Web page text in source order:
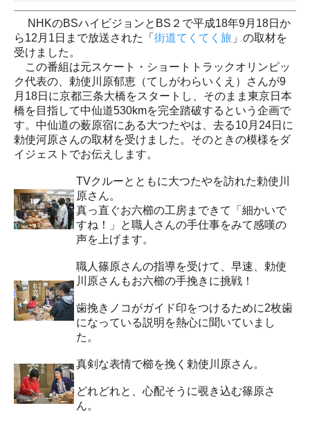
NHKのBSハイビジョンとBS２で平成18年9月18日か
ら12月1日まで放送された「 街道てくてく旅 」の取材を
受けました。
この番組は元スケート・ショートトラックオリンピッ
ク代表の、勅使川原郁恵（てしがわらいくえ）さんが9
月18日に京都三条大橋をスタートし、そのまま東京日本
橋を目指して中仙道530kmを完全踏破するという企画で
す。中仙道の薮原宿にある大つたやは、去る10月24日に
勅使河原さんの取材を受けました。そのときの模様をダ
イジェストでお伝えします。
TVクルーとともに大つたやを訪れた勅使川
原さん。
真っ直ぐお六櫛の工房まできて「細かいで
すね！」と職人さんの手仕事をみて感嘆の
声を上げます。
職人篠原さんの指導を受けて、早速、勅使
川原さんもお六櫛の手挽きに挑戦！
歯挽きノコがガイド印をつけるために2枚歯
になっている説明を熱心に聞いていまし
た。
真剣な表情で櫛を挽く勅使川原さん。
どれどれと、心配そうに覗き込む篠原さ
ん。